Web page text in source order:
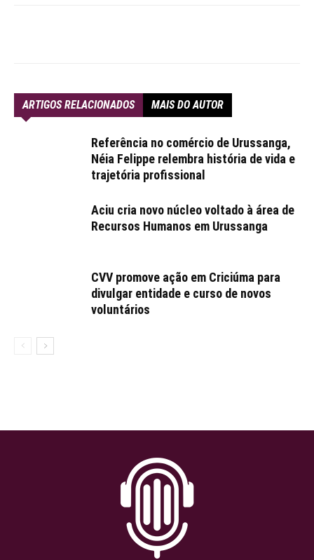
ARTIGOS RELACIONADOS MAIS DO AUTOR
Referência no comércio de Urussanga,
Néia Felippe relembra história de vida e
trajetória profissional
Aciu cria novo núcleo voltado à área de
Recursos Humanos em Urussanga
CVV promove ação em Criciúma para
divulgar entidade e curso de novos
voluntários